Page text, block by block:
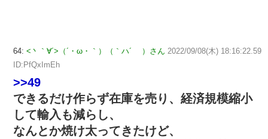
64: <丶｀∀´>（´・ω・｀）（｀ハ´ ）さん 2022/09/08(木) 18:16:22.59
ID:PfQxImEh
>>49
できるだけ作らず在庫を売り、経済規模縮小
して輸入も減らし、
なんとか焼け太ってきたけど、